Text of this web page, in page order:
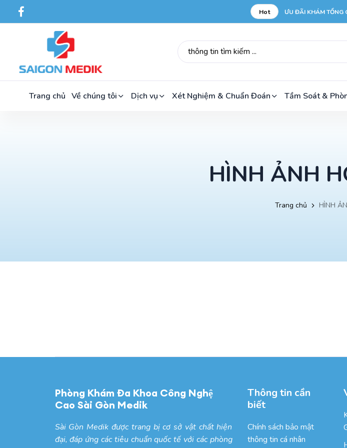
Hot ƯU ĐÃI KHÁM TỔNG
Trang chủ Về chúng tôi Dịch vụ Xét Nghiệm & Chuẩn Đoán Tầm Soát &
HÌNH ẢNH
Trang chủ HÌNH
Phòng Khám Đa Khoa Công Nghệ
Cao Sài Gòn Medik
Sài Gòn Medik được trang bị cơ sở vật chất hiện
đại, đáp ứng các tiêu chuẩn quốc tế với các phòng
Thông tin cần
biết
Chính sách bảo mật
thông tin cá nhân